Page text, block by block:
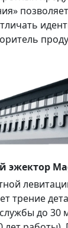
позволяет
эжектор
трение
до 30